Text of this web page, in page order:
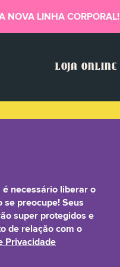
NOVA LINHA CORPORAL!
LOJA ONLINE
necessário liberar o
se preocupe! Seus
super protegidos e
de relação com o
Privacidade